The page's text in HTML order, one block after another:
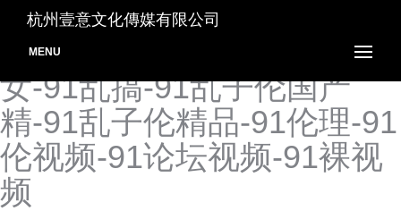
91露踝女生视频推荐-91露
踝女生真人版-91露脸熟
女-91乱搞-91乱子伦国产
精-91乱子伦精品-91伦理-91
伦视频-91论坛视频-91裸视
频
杭州壹意文化傳媒有限公司
MENU